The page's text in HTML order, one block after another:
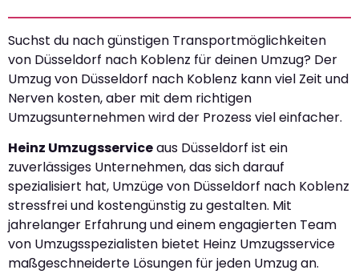
Suchst du nach günstigen Transportmöglichkeiten
von Düsseldorf nach Koblenz für deinen Umzug? Der
Umzug von Düsseldorf nach Koblenz kann viel Zeit und
Nerven kosten, aber mit dem richtigen
Umzugsunternehmen wird der Prozess viel einfacher.
Heinz Umzugsserviceaus Düsseldorf ist ein
zuverlässiges Unternehmen, das sich darauf
spezialisiert hat, Umzüge von Düsseldorf nach Koblenz
stressfrei und kostengünstig zu gestalten. Mit
jahrelanger Erfahrung und einem engagierten Team
von Umzugsspezialisten bietet Heinz Umzugsservice
maßgeschneiderte Lösungen für jeden Umzug an.